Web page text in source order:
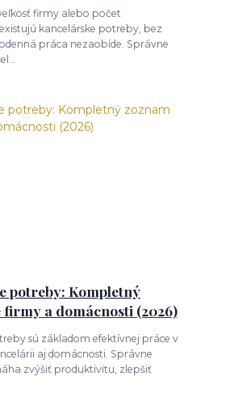
firmy alebo počet
kancelárske potreby, bez
práca nezaobíde. Správne
potreby: Kompletný
firmy a domácnosti (2026)
sú základom efektívnej práce v
aj domácnosti. Správne
zvýšiť produktivitu, zlepšiť